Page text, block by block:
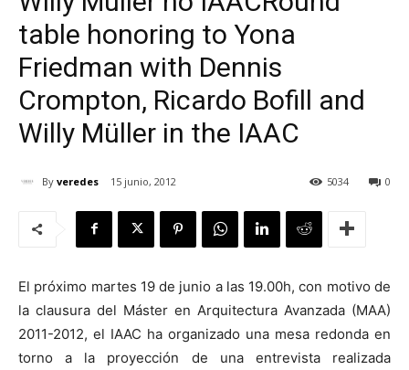
table honoring to Yona
Friedman with Dennis
Crompton, Ricardo Bofill and
Willy Müller in the IAAC
By veredes 15 junio, 2012 0
5034
El próximo martes 19 de junio a las 19.00h, con motivo de
la clausura del Máster en Arquitectura Avanzada (MAA)
2011-2012, el IAAC ha organizado una mesa redonda en
torno a la proyección de una entrevista realizada